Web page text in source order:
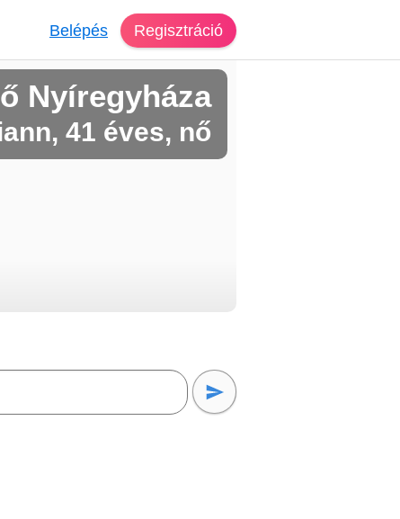
Belépés Regisztráció
Nyíregyháza
41 éves, nő